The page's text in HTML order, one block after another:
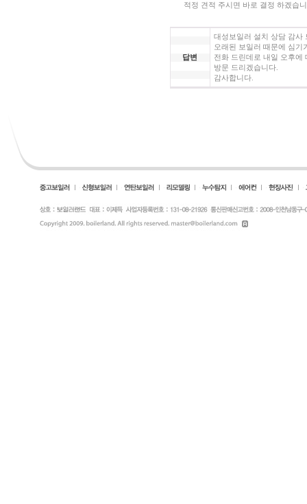
적정 견적 주시면 바로 결정 하겠습
답변
대성보일러 설치 상담 감사
오래된 보일러 때문에 심기
전화 드린데로 내일 오후에
방문 드리겠습니다.
감사합니다.